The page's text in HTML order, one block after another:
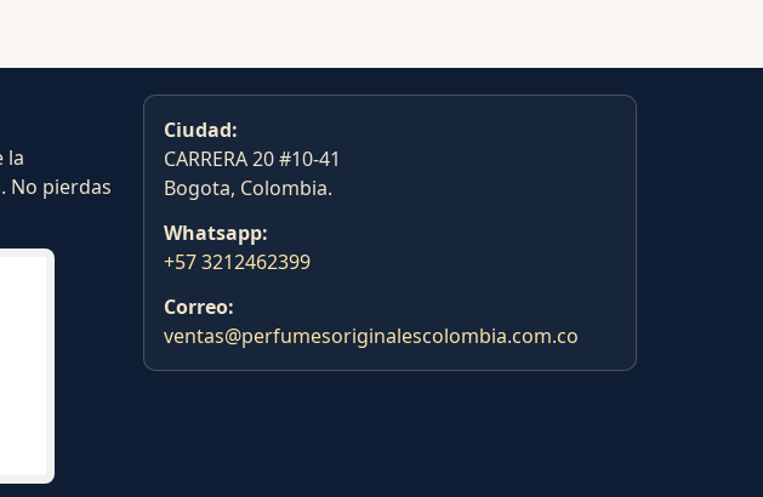
la
No pierdas
Ciudad:
CARRERA 20 #10-41
Bogota, Colombia.
Whatsapp:
+57 3212462399
Correo:
ventas@perfumesoriginalescolombia.com.co